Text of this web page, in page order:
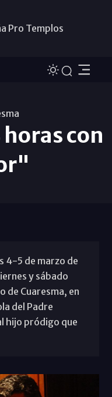
Pro Templos
con
4-5 de marzo de
y sábado
de Cuaresma, en
del Padre
hijo pródigo que